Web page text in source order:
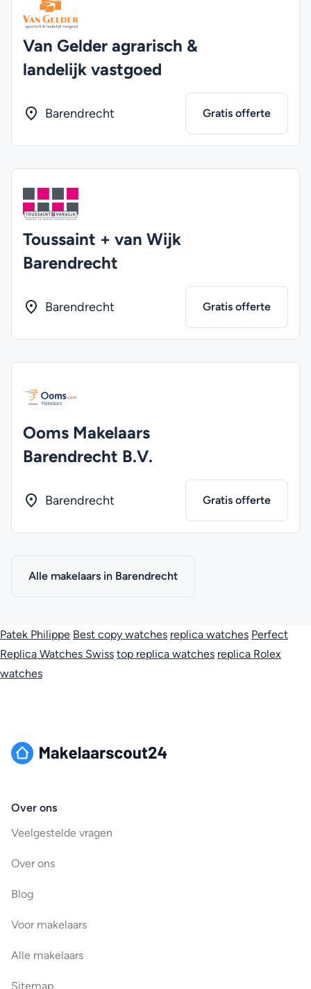
Van Gelder agrarisch &
landelijk vastgoed
Barendrecht Gratis offerte
Toussaint + van Wijk
Barendrecht
Barendrecht Gratis offerte
Ooms Makelaars
Barendrecht B.V.
Barendrecht Gratis offerte
Alle makelaars in Barendrecht
Patek Philippe Best copy watches replica watches Perfect
Replica Watches Swiss top replica watches replica Rolex
watches
Over ons
Veelgestelde vragen
Over ons
Blog
Voor makelaars
Alle makelaars
Sitemap